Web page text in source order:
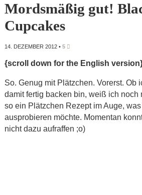
Mordsmäßig gut!
Cupcakes
14. DEZEMBER 2012• 5
{scroll down for the English
So. Genug mit Plätzchen. Vorerst. Ob
damit fertig backen bin, weiß ich noch
so ein Plätzchen Rezept im Auge,
ausprobieren möchte. Momentan
nicht dazu aufraffen ;o)